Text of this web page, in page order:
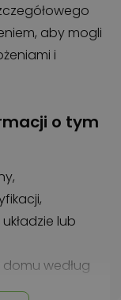
aby mogli
i
o tym
lub
według